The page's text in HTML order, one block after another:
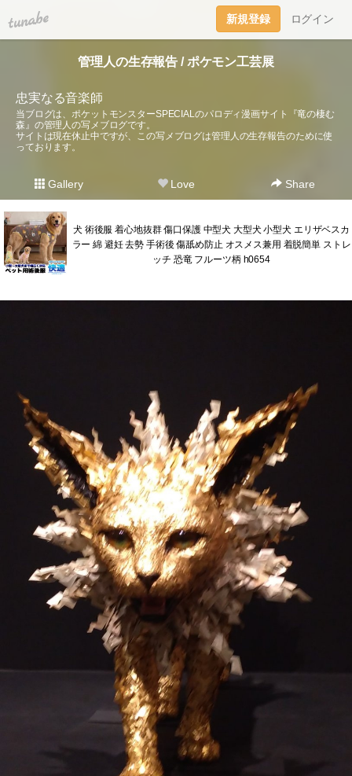
tuna.be 新規登録 ログイン
管理人の生存報告 / ポケモン工芸展
忠実なる音楽師
当ブログは、ポケットモンスターSPECIALのパロディ漫画サイト『竜の棲む
森』の管理人の写メブログです。
サイトは現在休止中ですが、この写メブログは管理人の生存報告のために使
っております。
Gallery Love Share
犬 術後服 着心地抜群 傷口保護 中型犬 大型犬 小型犬 エリザベスカ
ラー 綿 避妊 去勢 手術後 傷舐め防止 オスメス兼用 着脱簡単 ストレ
ッチ 恐竜 フルーツ柄 h0654